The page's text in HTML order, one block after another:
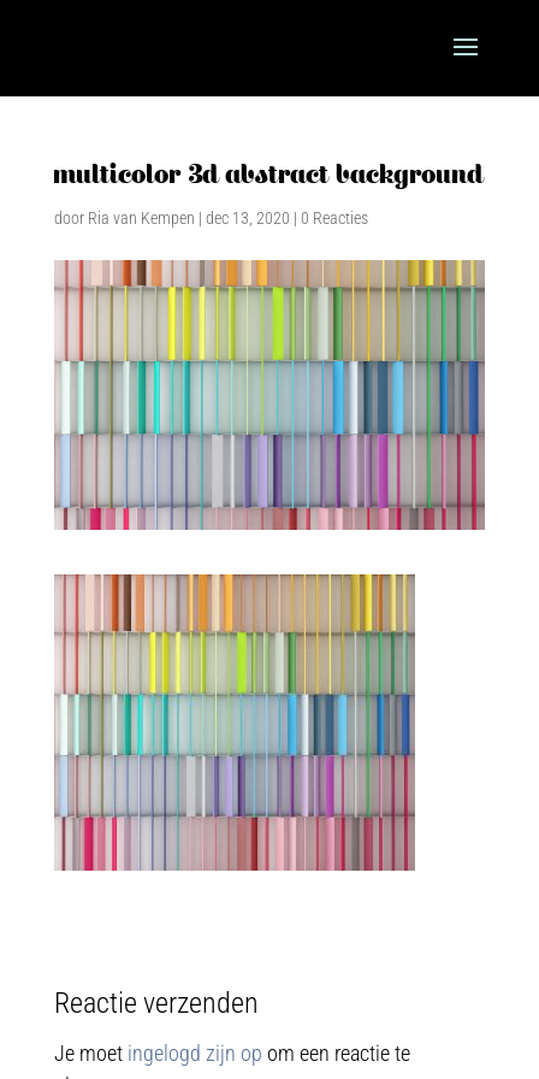
multicolor 3d abstract background
door Ria van Kempen | dec 13, 2020 | 0 Reacties
Reactie verzenden
Je moet ingelogd zijn op om een reactie te